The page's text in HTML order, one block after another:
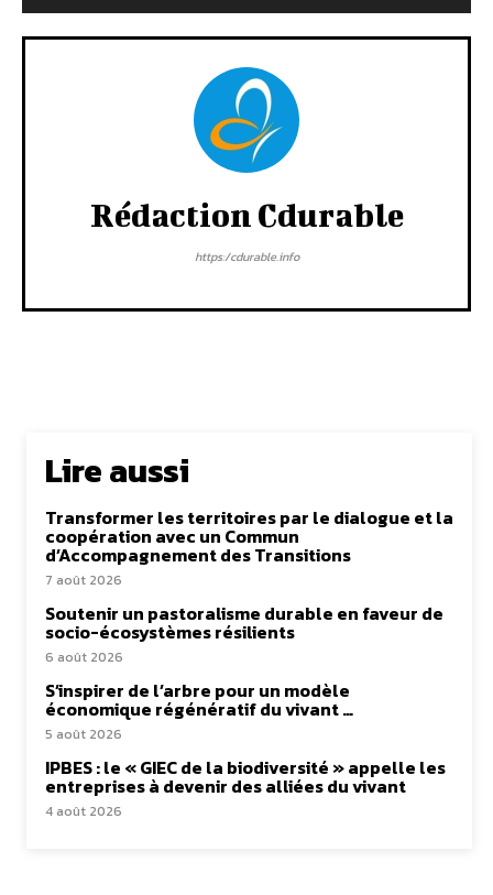
Rédaction Cdurable
https:/cdurable.info
Lire aussi
Transformer les territoires par le dialogue et la
coopération avec un Commun
d’Accompagnement des Transitions
7 août 2026
Soutenir un pastoralisme durable en faveur de
socio-écosystèmes résilients
6 août 2026
S’inspirer de l’arbre pour un modèle
économique régénératif du vivant …
5 août 2026
IPBES : le « GIEC de la biodiversité » appelle les
entreprises à devenir des alliées du vivant
4 août 2026